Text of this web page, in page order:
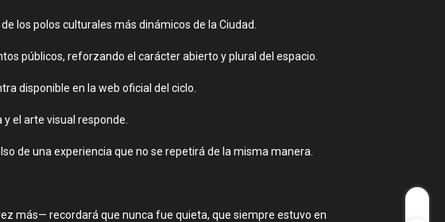
los polos culturales más dinámicos de la Ciudad.
públicos, reforzando el carácter abierto y plural del espacio.
disponible en la web oficial del ciclo.
el arte visual responde.
de una experiencia que no se repetirá de la misma manera.
más— recordará que nunca fue quieta, que siempre estuvo en